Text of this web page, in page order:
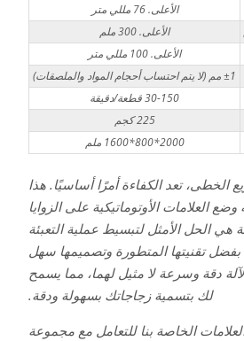
الأعلى. 76 مللي متر
الأعلى. 300 ملم
الأعلى. 100 مللي متر
±1 مم (لا يتم احتساب أحجام المواد والملصقات)
30-150 قطعة/دقيقة
225 كجم
2000*800*1600 ملم
الخطى، تعد الكفاءة أمرًا أساسيًا. هذا
العلامات الأوتوماتيكية على الزوايا
هي الحل الأمثل لتبسيط عملية التعبئة
تقنيتها المتطورة وتصميمها سهل
دقة وسرعة لا مثيل لهما، مما يسمح
لك بتسمية زجاجاتك بسهولة ودقة.
الخاصة بنا للتعامل مع مجموعة